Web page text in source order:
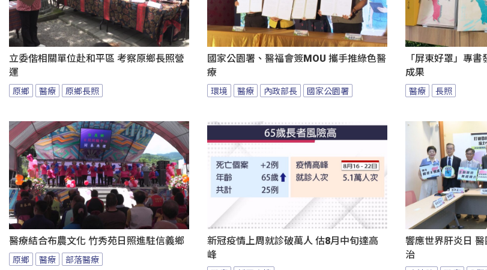
立委偕相關單位赴和平區 考察原鄉長照營
運
原鄉 醫療 原鄉長照
國家公園署、醫福會簽MOU 攜手推綠色醫
療
環境 醫療 內政部長 國家公園署
「屏東好罩」專
成果
醫療 長照
醫療結合布農文化 竹秀苑日照進駐信義鄉
原鄉 醫療 部落醫療
新冠疫情上周就診破萬人 估8月中旬達高
峰
響應世界肝炎日
治